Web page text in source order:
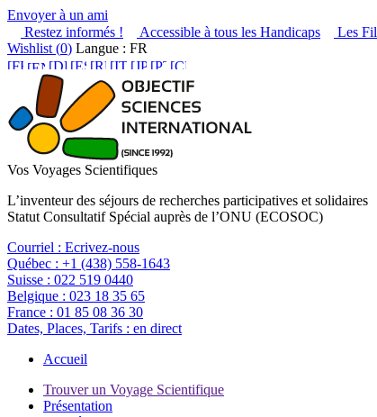
Envoyer à un ami
Restez informés !
Accessible à tous les Handicaps Les
Wishlist (0) Langue : FR
Vos Voyages Scientifiques
L’inventeur des séjours de recherches participatives et solidaires
Statut Consultatif Spécial auprès de l’ONU (ECOSOC)
Courriel : Ecrivez-nous
Québec : +1 (438) 558-1643
Suisse : 022 519 0440
Belgique : 023 18 35 65
France : 01 85 08 36 30
Dates, Places, Tarifs : en direct
Accueil
Trouver un Voyage Scientifique
Présentation